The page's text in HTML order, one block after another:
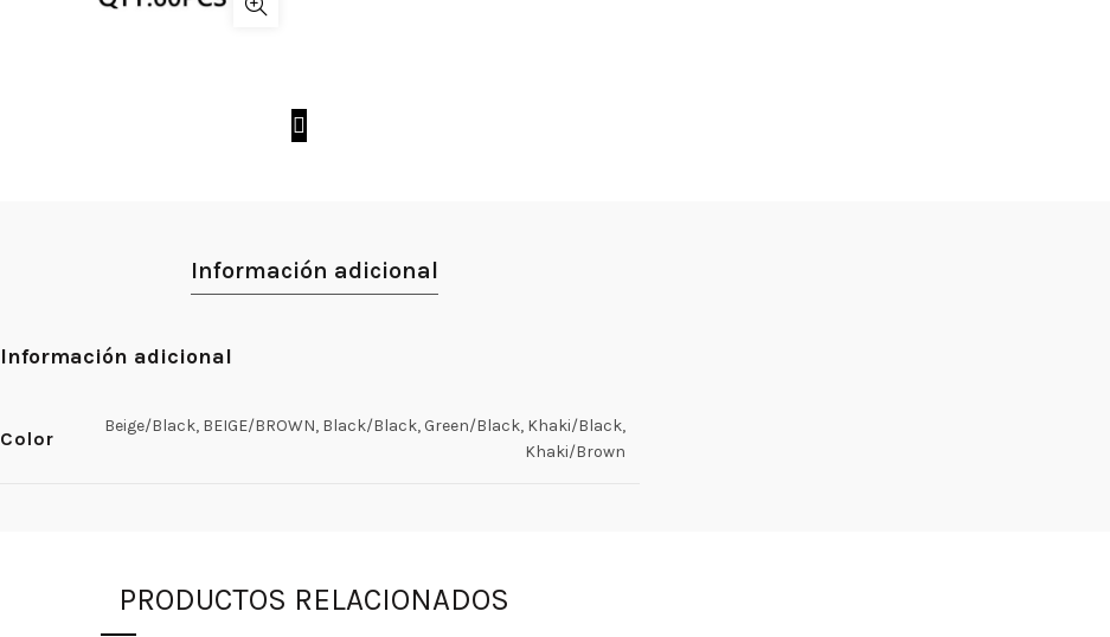
Información adicional
Información adicional
Color
Beige/Black, BEIGE/BROWN, Black/Black, Green/Black, Khaki/Black,
Khaki/Brown
PRODUCTOS RELACIONADOS